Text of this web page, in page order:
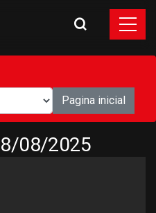
Pagina inicial
08/2025